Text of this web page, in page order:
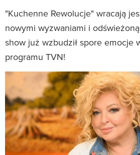
"Kuchenne Rewolucje" wracają
nowymi wyzwaniami i
show już wzbudził spore emocje
programu TVN!